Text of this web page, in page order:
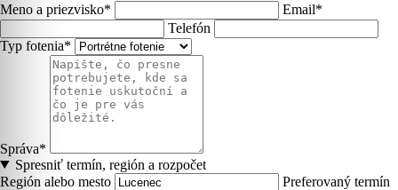
Meno a priezvisko*
Email*
Telefón
Typ fotenia*
Správa*
Spresniť termín, región a rozpočet
Región alebo mesto
Preferovaný termín